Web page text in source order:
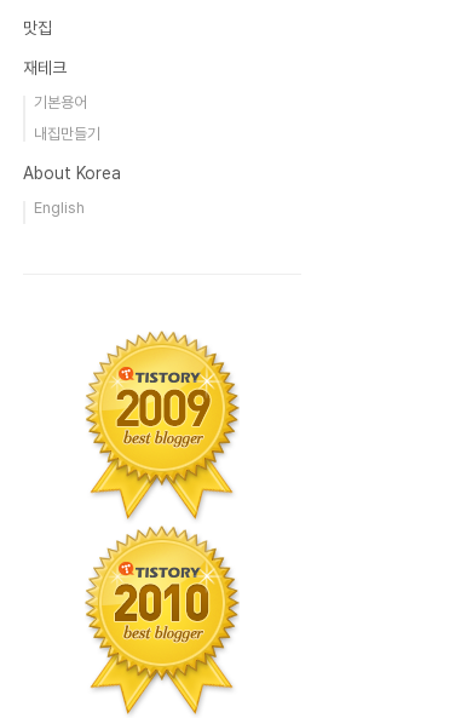
맛집
재테크
기본용어
내집만들기
About Korea
English